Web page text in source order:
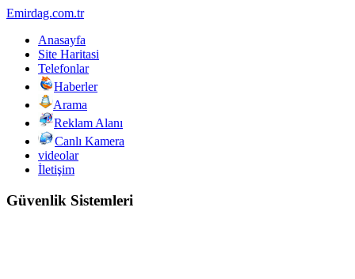
Emirdag.com.tr
Anasayfa
Site Haritasi
Telefonlar
Haberler
Arama
Reklam Alanı
Canlı Kamera
videolar
İletişim
Güvenlik Sistemleri